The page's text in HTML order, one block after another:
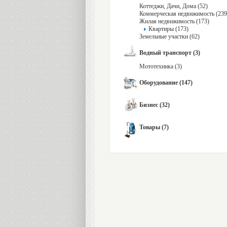
Коттеджи, Дачи, Дома (52)
Коммерческая недвижимость
Жилая недвижимость (173)
Квартиры (173)
Земельные участки (62)
Водный транспорт (3)
Мототехника (3)
Оборудование (147)
Бизнес (32)
Товары (7)